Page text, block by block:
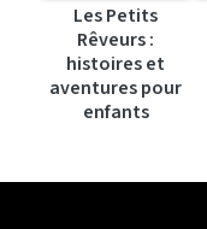
Les Petits
Rêveurs :
histoires et
aventures pour
enfants